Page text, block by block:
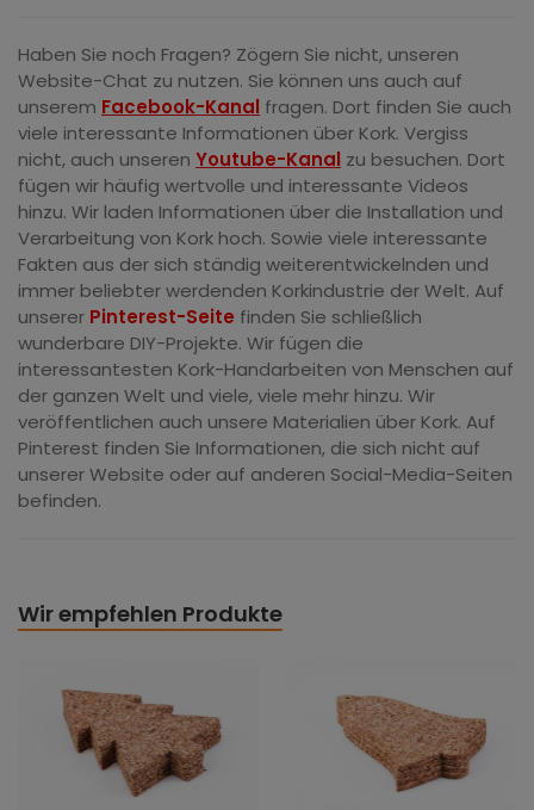
Haben Sie noch Fragen? Zögern Sie nicht, unseren
Website-Chat zu nutzen. Sie können uns auch auf
unserem Facebook-Kanal fragen. Dort finden Sie auch
viele interessante Informationen über Kork. Vergiss
nicht, auch unseren Youtube-Kanal zu besuchen. Dort
fügen wir häufig wertvolle und interessante Videos
hinzu. Wir laden Informationen über die Installation und
Verarbeitung von Kork hoch. Sowie viele interessante
Fakten aus der sich ständig weiterentwickelnden und
immer beliebter werdenden Korkindustrie der Welt. Auf
unserer Pinterest-Seite finden Sie schließlich
wunderbare DIY-Projekte. Wir fügen die
interessantesten Kork-Handarbeiten von Menschen auf
der ganzen Welt und viele, viele mehr hinzu. Wir
veröffentlichen auch unsere Materialien über Kork. Auf
Pinterest finden Sie Informationen, die sich nicht auf
unserer Website oder auf anderen Social-Media-Seiten
befinden.
Wir empfehlen Produkte